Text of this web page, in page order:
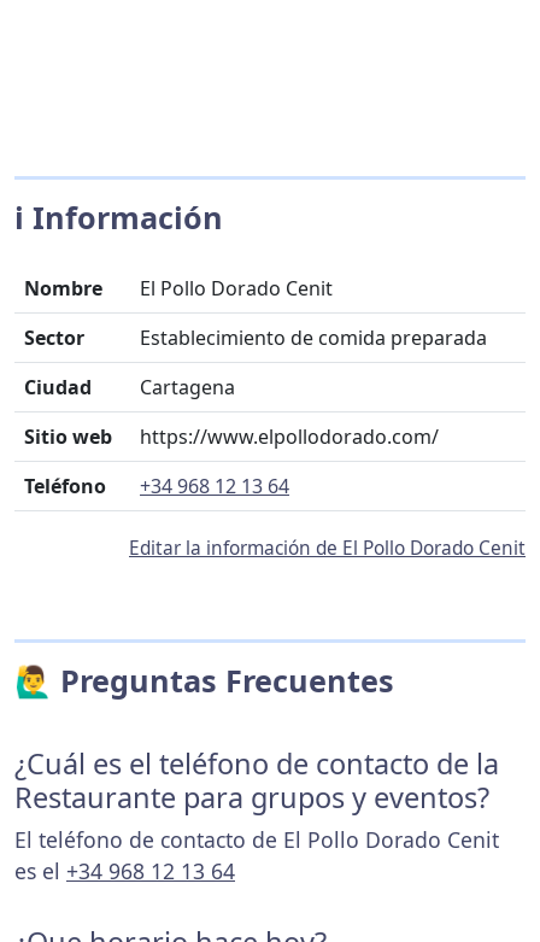
ℹ️ Información
Nombre
El Pollo Dorado Cenit
Sector
Establecimiento de comida preparada
Ciudad
Cartagena
Sitio web
https://www.elpollodorado.com/
Teléfono
+34 968 12 13 64
Editar la información de El Pollo Dorado Cenit
🙋‍♂️ Preguntas Frecuentes
¿Cuál es el teléfono de contacto de la
Restaurante para grupos y eventos?
El teléfono de contacto de El Pollo Dorado Cenit
es el +34 968 12 13 64